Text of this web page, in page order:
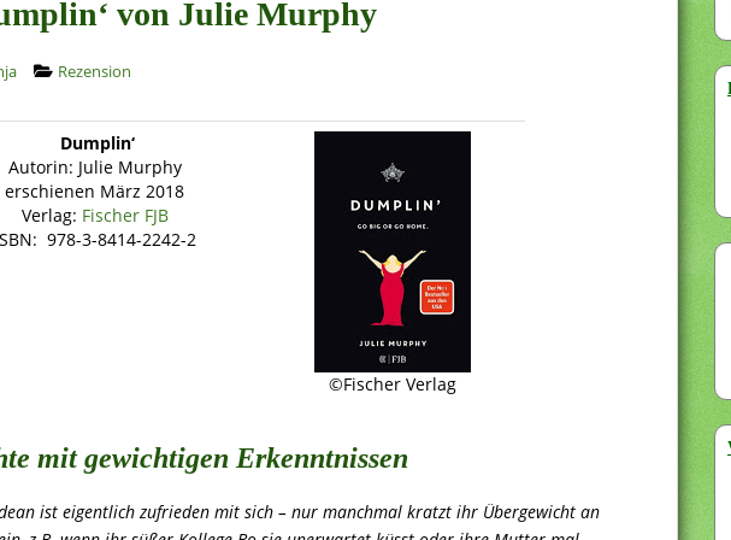
von Julie Murphy
Rezension
Dumplin‘
Autorin: Julie Murphy
erschienen März 2018
Verlag: Fischer FJB
978-3-8414-2242-2
©Fischer Verlag
mit gewichtigen Erkenntnissen
ist eigentlich zufrieden mit sich – nur manchmal kratzt ihr Übergewicht an